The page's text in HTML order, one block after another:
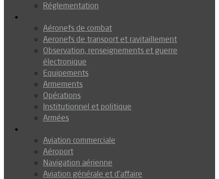
Réglementation
Aéronefs de combat
Aeronefs de transport et ravitaillement
Observation, renseignements et guerre
électronique
Equipements
Armements
Opérations
Institutionnel et politique
Armées
Aviation commerciale
Aéroport
Navigation aérienne
Aviation générale et d’affaire